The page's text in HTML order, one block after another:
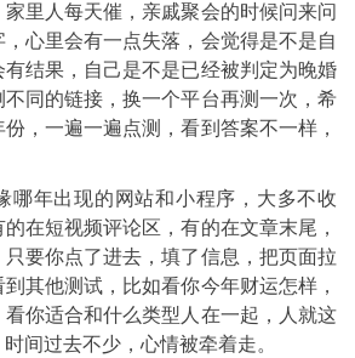
里人每天催，亲戚聚会的时候问来问
心里会有一点失落，会觉得是不是自
结果，自己是不是已经被判定为晚婚
不同的链接，换一个平台再测一次，希
，一遍一遍点测，看到答案不一样，
哪年出现的网站和小程序，大多不收
在短视频评论区，有的在文章末尾，
要你点了进去，填了信息，把页面拉
其他测试，比如看你今年财运怎样，
你适合和什么类型人在一起，人就这
间过去不少，心情被牵着走。